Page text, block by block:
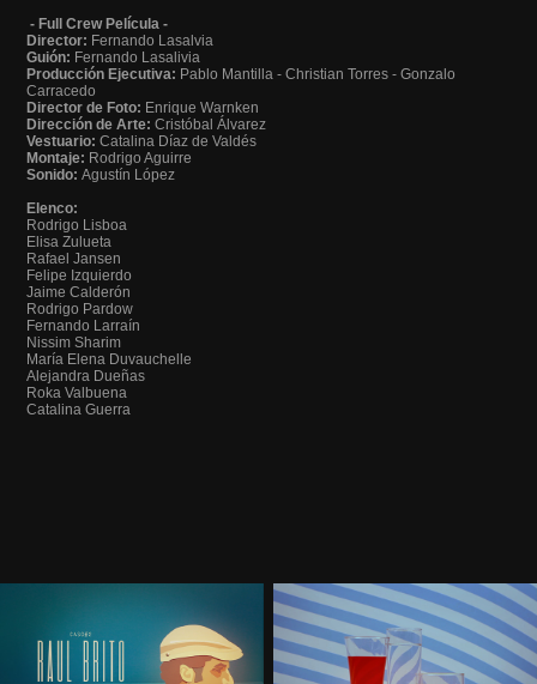
- Full Crew Película -
Director: Fernando Lasalvia
Guión: Fernando Lasalivia
Producción Ejecutiva: Pablo Mantilla - Christian Torres - Gonzalo
Carracedo
Director de Foto: Enrique Warnken
Dirección de Arte: Cristóbal Álvarez
Vestuario:Catalina Díaz de Valdés
Montaje: Rodrigo Aguirre
Sonido:Agustín López
Elenco:
Rodrigo Lisboa
Elisa Zulueta
Rafael Jansen
Felipe Izquierdo
Jaime Calderón
Rodrigo Pardow
Fernando Larraín
Nissim Sharim
María Elena Duvauchelle
Alejandra Dueñas
Roka Valbuena
Catalina Guerra